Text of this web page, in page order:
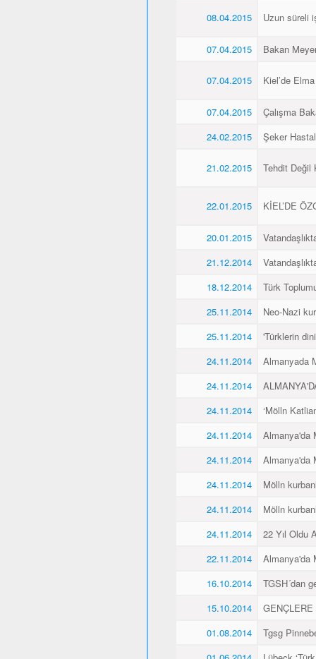
08.04.2015 Uzun süreli
07.04.2015 Bakan
07.04.2015 Kiel’de
07.04.2015
Çalışma
24.02.2015
Şeker
21.02.2015 Tehdit Değil
22.01.2015 KİEL’DE
20.01.2015
21.12.2014
18.12.2014
Türk
25.11.2014
Neo-Nazi
25.11.2014
'Türklerin
24.11.2014
Almanyada
24.11.2014
24.11.2014
‘Mölln
24.11.2014
Almanya'da
24.11.2014
Almanya'da
24.11.2014
Mölln
24.11.2014
Mölln
24.11.2014
22 Yıl Oldu
22.11.2014
Almanya'da
16.10.2014
TGSH´dan
15.10.2014
01.08.2014
Tgsg